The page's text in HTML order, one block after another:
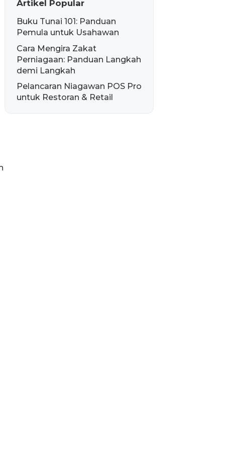
Artikel Popular
Buku Tunai 101: Panduan
Pemula untuk Usahawan
Cara Mengira Zakat
Perniagaan: Panduan Langkah
demi Langkah
Pelancaran Niagawan POS Pro
untuk Restoran & Retail